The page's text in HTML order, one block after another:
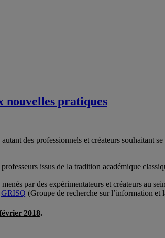
nouvelles pratiques
des professionnels et créateurs souhaitant
issus de la tradition académique
par des expérimentateurs et créateurs au
GRISQ (Groupe de recherche sur l’information et
2018.